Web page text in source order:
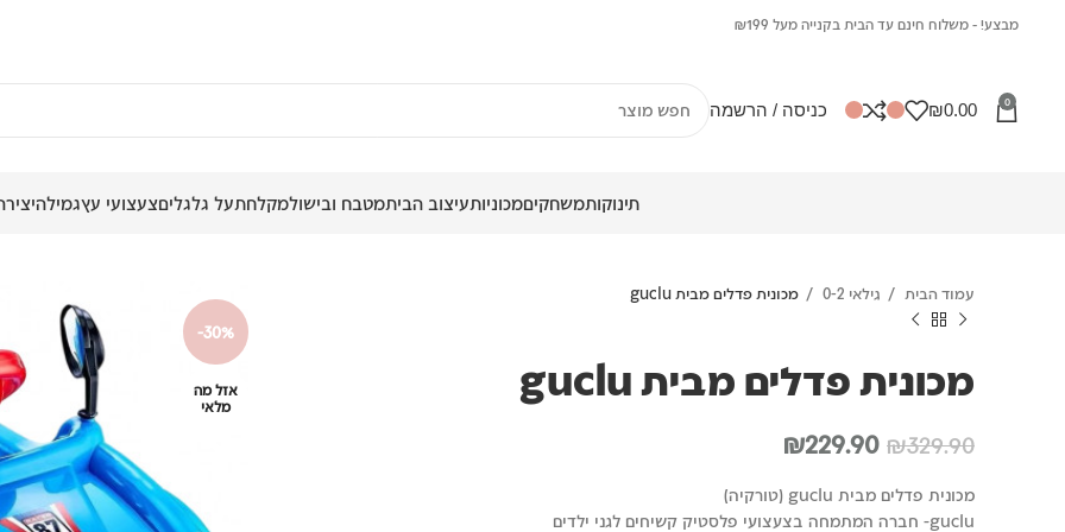
מבצע! - משלוח חינם עד הבית בקנייה מעל ₪199
0
₪0.00 כניסה / הרשמה
תינוקותמשחקיםמכוניותעיצוב הביתמטבח ובישולמקלחתעל גלגליםצעצועי עץגמילה
-30%
אזל מה
מלאי
עמוד הבית גילאי 0-2 מכונית פדלים מבית guclu
מכונית פדלים מבית guclu
₪329.90
המחיר
היה:
₪229.90
הוא:
מכונית פדלים מבית guclu (טורקיה)
guclu- חברה המתמחה בצעצועי פלסטיק קשיחים לגני ילדים